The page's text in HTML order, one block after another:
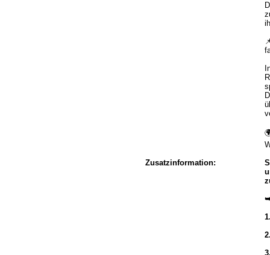
Zusatzinformation: